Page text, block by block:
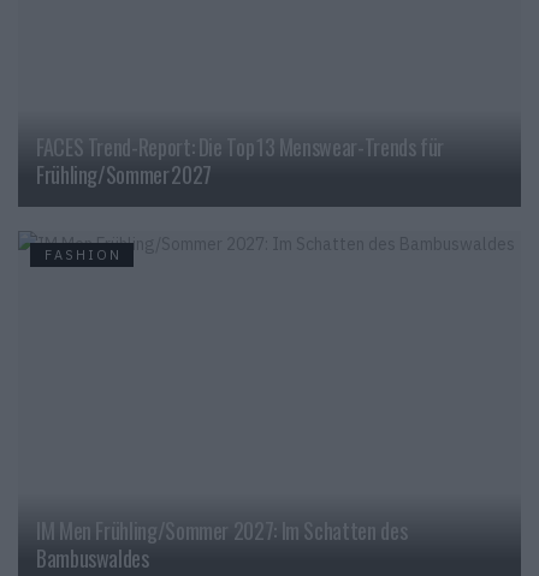
FACES Trend-Report: Die Top 13 Menswear-Trends für
Frühling/Sommer 2027
FASHION
IM Men Frühling/Sommer 2027: Im Schatten des
Bambuswaldes